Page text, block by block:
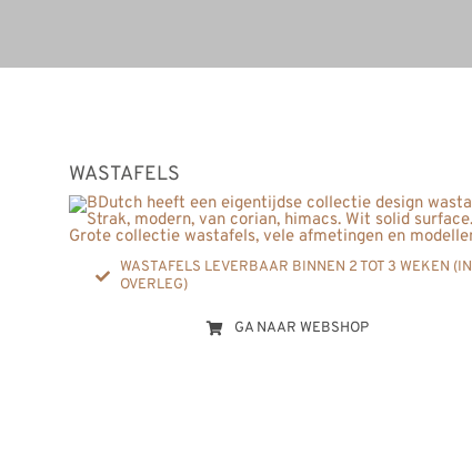
WASTAFELS
WASTAFELS LEVERBAAR BINNEN 2 TOT 3 WEKEN (IN
OVERLEG)
GA NAAR WEBSHOP